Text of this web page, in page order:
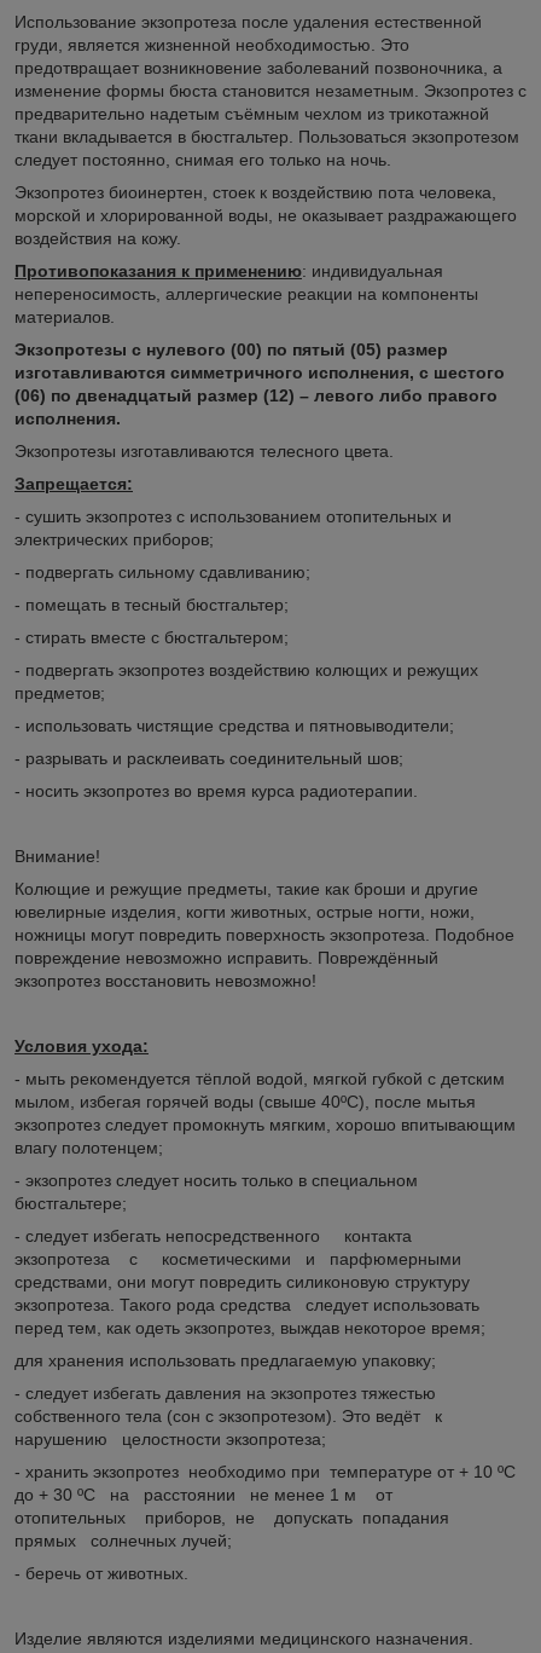
Использование экзопротеза после удаления естественной
груди, является жизненной необходимостью. Это
предотвращает возникновение заболеваний позвоночника, а
изменение формы бюста становится незаметным. Экзопротез с
предварительно надетым съёмным чехлом из трикотажной
ткани вкладывается в бюстгальтер. Пользоваться экзопротезом
следует постоянно, снимая его только на ночь.
Экзопротез биоинертен, стоек к воздействию пота человека,
морской и хлорированной воды, не оказывает раздражающего
воздействия на кожу.
Противопоказания к применению: индивидуальная
непереносимость, аллергические реакции на компоненты
материалов.
Экзопротезы с нулевого (00) по пятый (05) размер
изготавливаются симметричного исполнения, с шестого
(06) по двенадцатый размер (12) – левого либо правого
исполнения.
Экзопротезы изготавливаются телесного цвета.
Запрещается:
- сушить экзопротез с использованием отопительных и
электрических приборов;
- подвергать сильному сдавливанию;
- помещать в тесный бюстгальтер;
- стирать вместе с бюстгальтером;
- подвергать экзопротез воздействию колющих и режущих
предметов;
- использовать чистящие средства и пятновыводители;
- разрывать и расклеивать соединительный шов;
- носить экзопротез во время курса радиотерапии.
Внимание!
Колющие и режущие предметы, такие как броши и другие
ювелирные изделия, когти животных, острые ногти, ножи,
ножницы могут повредить поверхность экзопротеза. Подобное
повреждение невозможно исправить. Повреждённый
экзопротез восстановить невозможно!
Условия ухода:
- мыть рекомендуется тёплой водой, мягкой губкой с детским
мылом, избегая горячей воды (свыше 40ºС), после мытья
экзопротез следует промокнуть мягким, хорошо впитывающим
влагу полотенцем;
- экзопротез следует носить только в специальном
бюстгальтере;
- следует избегать непосредственного контакта
экзопротеза с косметическими и парфюмерными
средствами, они могут повредить силиконовую структуру
экзопротеза. Такого рода средства следует использовать
перед тем, как одеть экзопротез, выждав некоторое время;
для хранения использовать предлагаемую упаковку;
- следует избегать давления на экзопротез тяжестью
собственного тела (сон с экзопротезом). Это ведёт к
нарушению целостности экзопротеза;
- хранить экзопротез необходимо при температуре от + 10 ºС
до + 30 ºС на расстоянии не менее 1 м от
отопительных приборов, не допускать попадания
прямых солнечных лучей;
- беречь от животных.
Изделие являются изделиями медицинского назначения.